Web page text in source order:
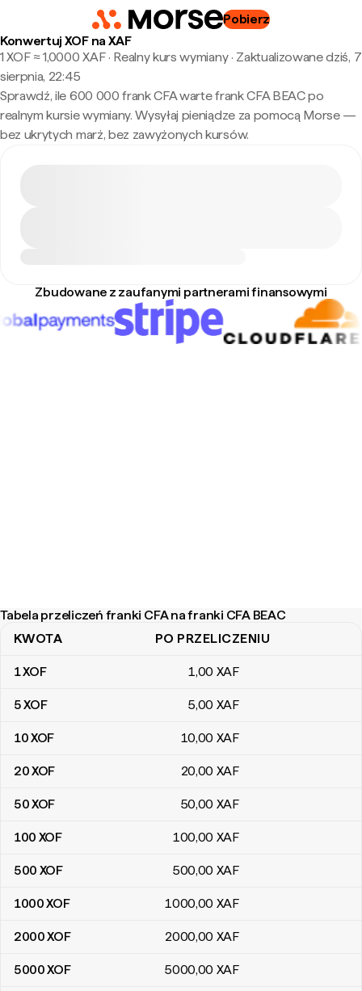
Pobierz
Konwertuj XOF na XAF
1 XOF ≈ 1,0000 XAF · Realny kurs wymiany· Zaktualizowane dziś, 7
sierpnia, 22:45
Sprawdź, ile 600 000 frank CFA warte frank CFA BEAC po
realnym kursie wymiany. Wysyłaj pieniądze za pomocą Morse —
bez ukrytych marż, bez zawyżonych kursów.
Zbudowane z zaufanymi partnerami finansowymi
Tabela przeliczeń franki CFA na franki CFA BEAC
Tabela przeliczeń franki CFA na franki CFA BEAC
KWOTA PO PRZELICZENIU
1XOF 1,00 XAF
5XOF 5,00 XAF
10XOF 10,00 XAF
20XOF 20,00 XAF
50XOF 50,00 XAF
100 XOF 100,00 XAF
500 XOF 500,00 XAF
1000XOF 1000,00 XAF
2000XOF 2000,00 XAF
5000XOF 5000,00 XAF